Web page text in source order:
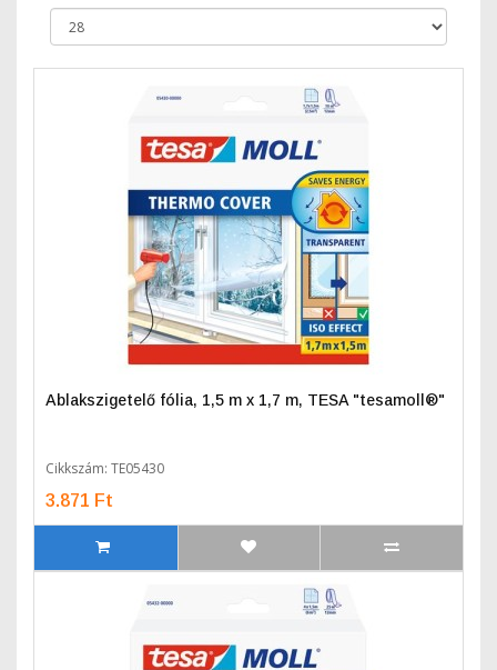
Ablakszigetelő fólia, 1,5 m x 1,7 m, TESA "tesamoll®"
Cikkszám: TE05430
3.871 Ft